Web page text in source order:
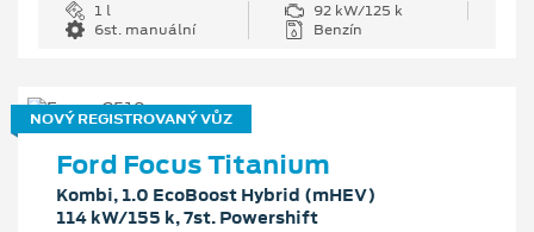
1 l
92 kW/125 k
6st. manuální
Benzín
NOVÝ REGISTROVANÝ VŮZ
Ford Focus Titanium
Kombi, 1.0 EcoBoost Hybrid (mHEV)
114 kW/155 k, 7st. Powershift